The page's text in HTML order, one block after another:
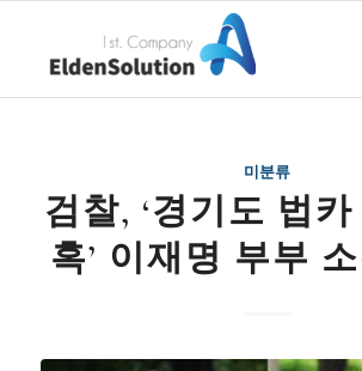
미분류
검찰, ‘경기도 법카
혹’ 이재명 부부